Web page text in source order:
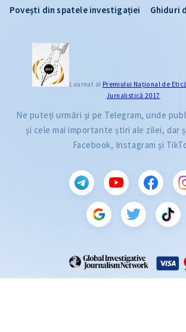
Povești din spatele investigației
Ghiduri
Laureat al Premiului Naţional de
Jurnalistică 2017
Ne puteți urmări și pe Telegram, unde
și cele mai importante știri ale zilei, dar
Facebook, Instagram și